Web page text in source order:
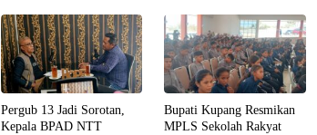
Pergub 13 Jadi Sorotan,
Kepala BPAD NTT
Bupati Kupang Resmikan
MPLS Sekolah Rakyat